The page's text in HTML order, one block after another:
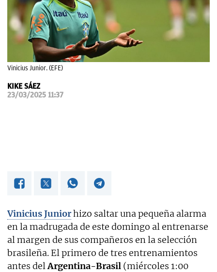
Vinicius Junior. (EFE)
KIKE SÁEZ
23/03/2025 11:37
Vinicius Juniorhizo saltar una pequeña alarma
en la madrugada de este domingo al entrenarse
al margen de sus compañeros en la selección
brasileña. El primero de tres entrenamientos
antes delArgentina-Brasil (miércoles 1:00